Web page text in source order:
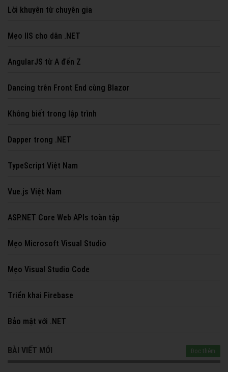
Lời khuyên từ chuyên gia
Mẹo IIS cho dân .NET
AngularJS từ A đến Z
Dancing trên Front End cùng Blazor
Không biết trong lập trình
Dapper trong .NET
TypeScript Việt Nam
Vue.js Việt Nam
ASP.NET Core Web APIs toàn tập
Mẹo Microsoft Visual Studio
Mẹo Visual Studio Code
Triển khai Firebase
Bảo mật với .NET
BÀI VIẾT MỚI Đọc thêm